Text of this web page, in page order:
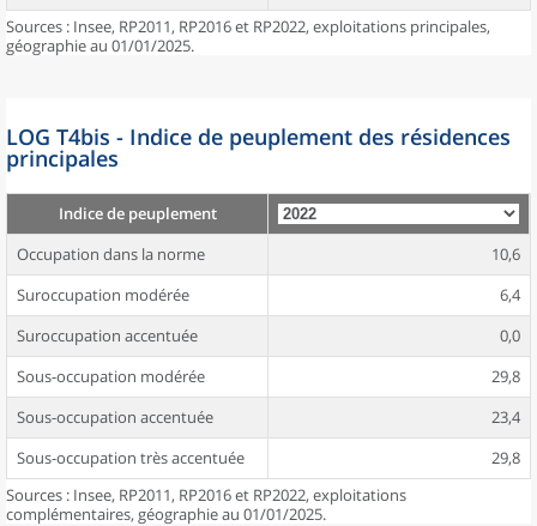
Sources : Insee, RP2011, RP2016 et RP2022, exploitations principales,
géographie au 01/01/2025.
LOG T4bis - Indice de peuplement des résidences
principales
Indice de peuplement
Occupation dans la norme
10,6
Suroccupation modérée
6,4
Suroccupation accentuée
0,0
Sous-occupation modérée
29,8
Sous-occupation accentuée
23,4
Sous-occupation très accentuée
29,8
Sources : Insee, RP2011, RP2016 et RP2022, exploitations
complémentaires, géographie au 01/01/2025.